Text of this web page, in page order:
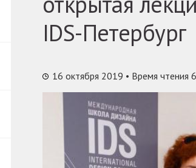
IDS-Петербург
16 октября 2019 • Время чтения